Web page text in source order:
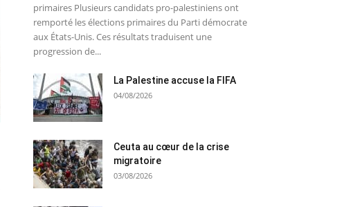
primaires Plusieurs candidats pro-palestiniens ont
remporté les élections primaires du Parti démocrate
aux États-Unis. Ces résultats traduisent une
progression de...
La Palestine accuse la FIFA
04/08/2026
Ceuta au cœur de la crise
migratoire
03/08/2026